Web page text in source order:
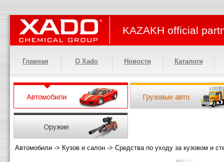
KAZAKH official
Главная О Xado Новости Каталоги
Автомобили -> Кузов и салон -> Средства по уходу за кузовом и